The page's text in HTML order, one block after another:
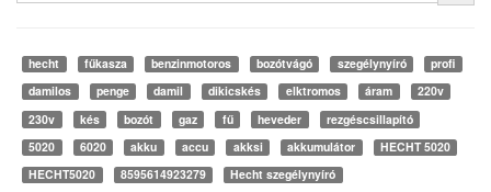
hecht fűkasza benzinmotoros bozótvágó szegélynyíró
profi
damilos
penge damil dikicskés elktromos áram
220v
230v
kés bozót gaz fű heveder
rezgéscsillapító
5020
6020 akku accu akksi akkumulátor
HECHT 5020
HECHT5020
8595614923279
Hecht szegélynyíró